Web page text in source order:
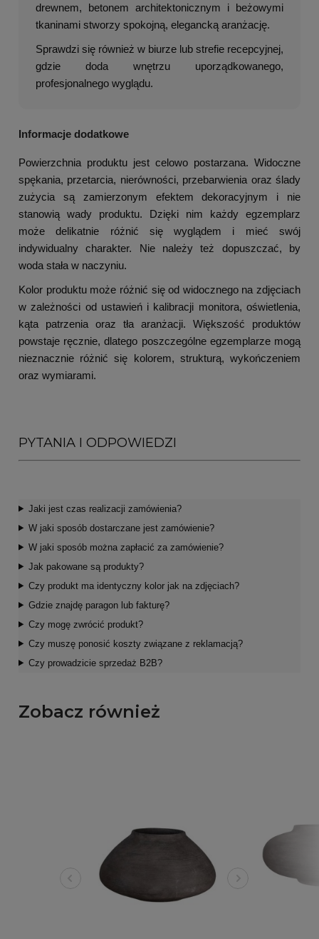
drewnem, betonem architektonicznym i beżowymi
tkaninami stworzy spokojną, elegancką aranżację.
Sprawdzi się również w biurze lub strefie recepcyjnej,
gdzie doda wnętrzu uporządkowanego,
profesjonalnego wyglądu.
Informacje dodatkowe
Powierzchnia produktu jest celowo postarzana. Widoczne
spękania, przetarcia, nierówności, przebarwienia oraz ślady
zużycia są zamierzonym efektem dekoracyjnym i nie
stanowią wady produktu. Dzięki nim każdy egzemplarz
może delikatnie różnić się wyglądem i mieć swój
indywidualny charakter. Nie należy też dopuszczać, by
woda stała w naczyniu.
Kolor produktu może różnić się od widocznego na zdjęciach
w zależności od ustawień i kalibracji monitora, oświetlenia,
kąta patrzenia oraz tła aranżacji. Większość produktów
powstaje ręcznie, dlatego poszczególne egzemplarze mogą
nieznacznie różnić się kolorem, strukturą, wykończeniem
oraz wymiarami.
PYTANIA I ODPOWIEDZI
Jaki jest czas realizacji zamówienia?
W jaki sposób dostarczane jest zamówienie?
W jaki sposób można zapłacić za zamówienie?
Jak pakowane są produkty?
Czy produkt ma identyczny kolor jak na zdjęciach?
Gdzie znajdę paragon lub fakturę?
Czy mogę zwrócić produkt?
Czy muszę ponosić koszty związane z reklamacją?
Czy prowadzicie sprzedaż B2B?
Zobacz również